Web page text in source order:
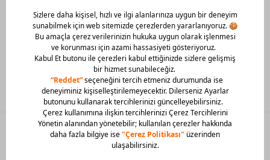
Mobil Uygulamamızı Hemen İndir!